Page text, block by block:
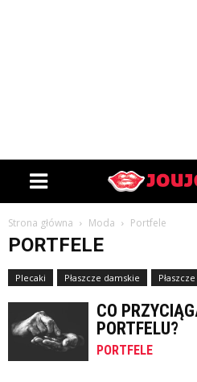
Strona główna Moda Portfele
PORTFELE
Plecaki Płaszcze damskie
CO
PORTFELU?
PORTFELE